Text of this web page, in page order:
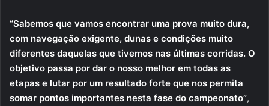
“Sabemos que vamos encontrar uma prova muito dura,
com navegação exigente, dunas e condições muito
diferentes daquelas que tivemos nas últimas corridas. O
objetivo passa por dar o nosso melhor em todas as
etapas e lutar por um resultado forte que nos permita
somar pontos importantes nesta fase do campeonato”,